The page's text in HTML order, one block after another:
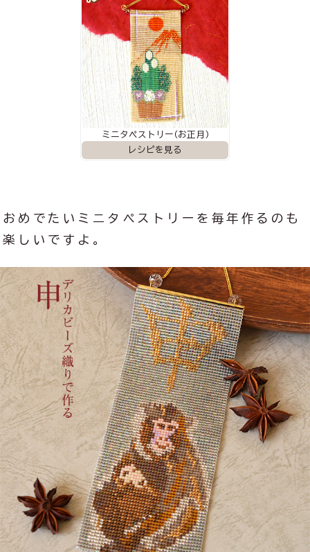
ミニタペストリー(お正月)
おめでたいミニタペストリーを毎年作るのも
楽しいですよ。